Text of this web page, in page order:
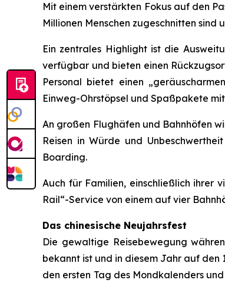
Mit einem verstärkten Fokus auf den
Millionen Menschen zugeschnitten sind
Ein zentrales Highlight ist die
verfügbar und bieten einen
Personal bietet einen
Einweg-Ohrstöpsel und Spaßpakete
An großen Flughäfen und Bahnhöfen
Reisen in Würde und
Boarding.
Auch für Familien, einschließlich ihrer
Rail“-Service von einem auf vier
Das chinesische Neujahrsfest
Die gewaltige Reisebewegung
bekannt ist und in diesem Jahr auf
den ersten Tag des Mondkalenders